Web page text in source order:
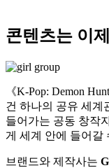
콘텐츠는 이
《K-Pop: Demon
건 하나의 공유 세계
들어가는 공동 창작
게 세계 안에 들어갈
브랜드와 제작사는